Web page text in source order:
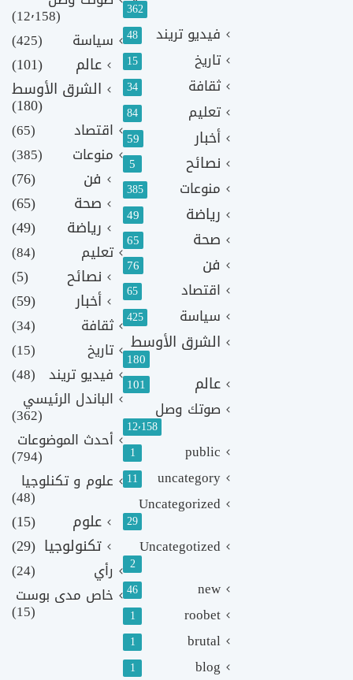
362
فيديو تريند 48
تاريخ 15
ثقافة 34
تعليم 84
أخبار 59
نصائح 5
منوعات 385
رياضة 49
صحة 65
فن 76
اقتصاد 65
سياسة 425
الشرق الأوسط
180
عالم 101
صوتك وصل
12٬158
public
1
uncategory
11
Uncategorized
29
Uncategotized
2
new
46
roobet
1
brutal
1
blog
1
(12٬158)
سياسة
(425)
عالم
(101)
الشرق الأوسط
(180)
اقتصاد
(65)
منوعات
(385)
فن
(76)
صحة
(65)
رياضة
(49)
تعليم (84)
نصائح
(5)
أخبار
(59)
ثقافة
(34)
تاريخ
(15)
فيديو تريند (48)
الباندل الرئيسي
(362)
أحدث الموضوعات
(794)
علوم و تكنلوجيا
(48)
علوم
(15)
تكنولوجيا (29)
رأي
(24)
خاص مدى بوست
(15)